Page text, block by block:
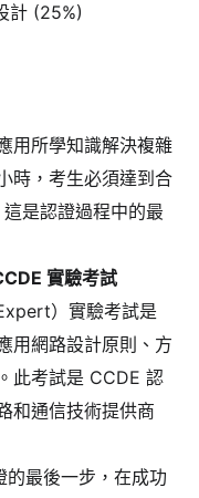
計 (25%)
用所學知識解決複雜
時，考生必須達到合
是認證過程中的最
實驗考試
）實驗考試是
用網路設計原則、方
此考試是 CCDE 認
和通信技術提供商
最後一步，在成功